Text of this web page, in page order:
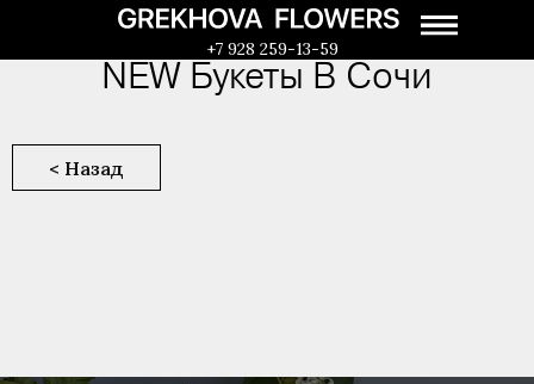
+7 928 259-13-59
NEW Букеты В Сочи
< Назад